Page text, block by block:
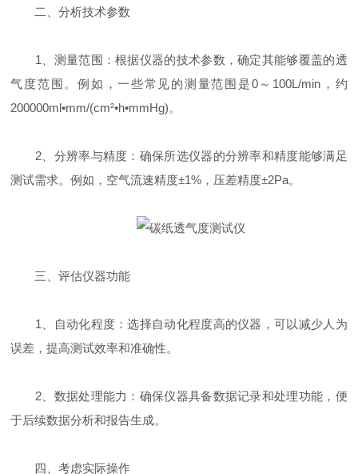
二、分析技术参数
1、测量范围：根据仪器的技术参数，确定其能够覆盖的透
气度范围。例如，一些常见的测量范围是0～100L/min，约
200000ml•mm/(cm²•h•mmHg)。
2、分辨率与精度：确保所选仪器的分辨率和精度能够满足
测试需求。例如，空气流速精度±1%，压差精度±2Pa。
三、评估仪器功能
1、自动化程度：选择自动化程度高的仪器，可以减少人为
误差，提高测试效率和准确性。
2、数据处理能力：确保仪器具备数据记录和处理功能，便
于后续数据分析和报告生成。
四、考虑实际操作